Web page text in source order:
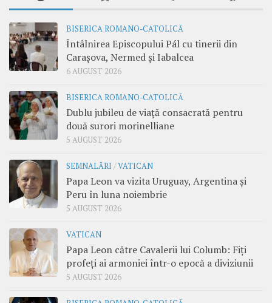
BISERICA ROMANO-CATOLICĂ
Întâlnirea Episcopului Pál cu tinerii din
Carașova, Nermed și Iabalcea
6 AUGUST 2026
BISERICA ROMANO-CATOLICĂ
Dublu jubileu de viață consacrată pentru
două surori morinelliane
5 AUGUST 2026
SEMNALĂRI /VATICAN
Papa Leon va vizita Uruguay, Argentina și
Peru în luna noiembrie
5 AUGUST 2026
VATICAN
Papa Leon către Cavalerii lui Columb: Fiți
profeți ai armoniei într-o epocă a diviziunii
5 AUGUST 2026